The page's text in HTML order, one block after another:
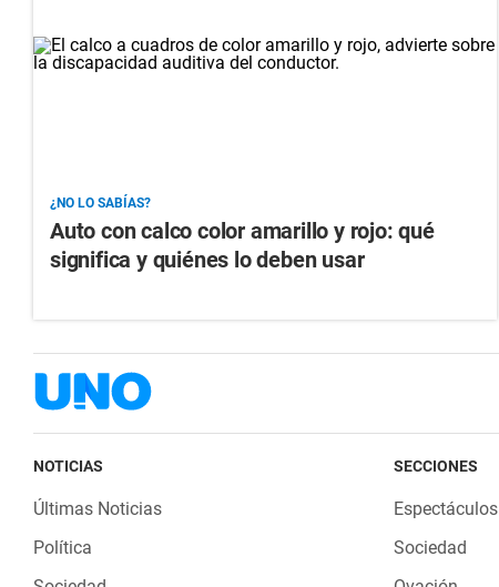
¿NO LO SABÍAS?
Auto con calco color amarillo y rojo: qué
significa y quiénes lo deben usar
NOTICIAS
Últimas Noticias
Política
SECCIONES
Espectáculos
Sociedad